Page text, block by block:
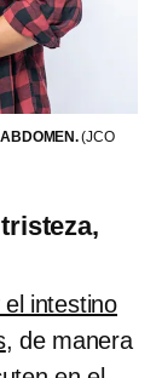
ABDOMEN.(JCO
intestino
, de manera